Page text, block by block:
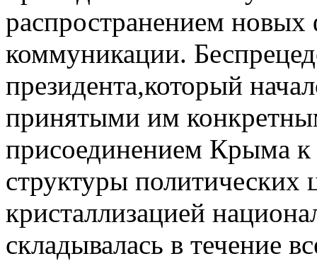
распространением
коммуникации.
президента,который
принятыми им
присоединением Крыма
структуры политических
кристаллизацией
складывалась в течение